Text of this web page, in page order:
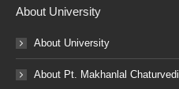
About University
About University
About Pt. Makhanlal Chaturvedi